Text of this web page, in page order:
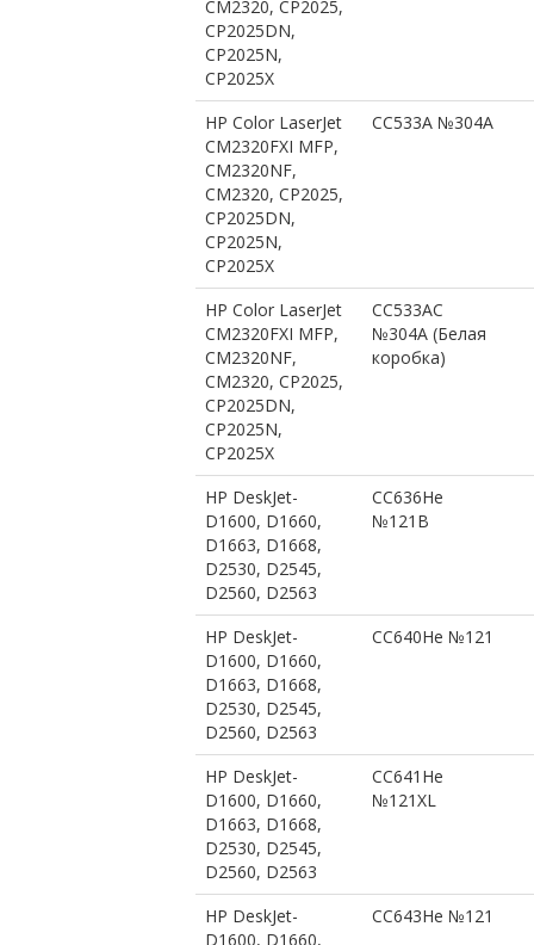
CM2320, CP2025,
CP2025DN,
CP2025N,
CP2025X
HP Color LaserJet
CM2320FXI MFP,
CM2320NF,
CM2320, CP2025,
CP2025DN,
CP2025N,
CP2025X
CC533A №304A
HP Color LaserJet
CM2320FXI MFP,
CM2320NF,
CM2320, CP2025,
CP2025DN,
CP2025N,
CP2025X
CC533AC
№304A (Белая
коробка)
HP DeskJet-
D1600, D1660,
D1663, D1668,
D2530, D2545,
D2560, D2563
CC636He
№121B
HP DeskJet-
D1600, D1660,
D1663, D1668,
D2530, D2545,
D2560, D2563
CC640He №121
HP DeskJet-
D1600, D1660,
D1663, D1668,
D2530, D2545,
D2560, D2563
CC641He
№121XL
HP DeskJet-
D1600, D1660,
CC643He №121